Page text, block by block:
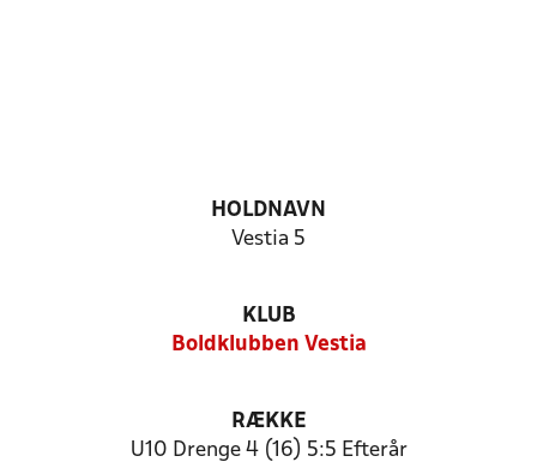
HOLDNAVN
Vestia 5
KLUB
Boldklubben Vestia
RÆKKE
U10 Drenge 4 (16) 5:5 Efterår